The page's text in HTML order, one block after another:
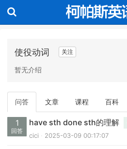
使役动词 关注
暂无介绍
问答 文章 课程 百科
1
回答
have sth done sth的理解
cici
2025-03-09 00:17:07